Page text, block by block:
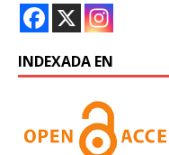
INDEXADA EN